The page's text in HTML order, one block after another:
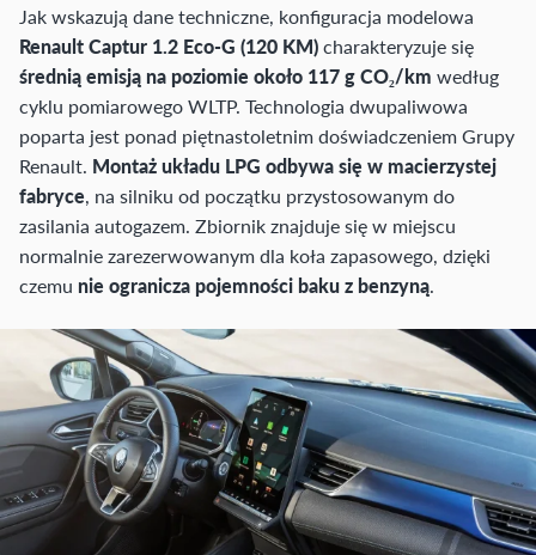
Jak wskazują dane techniczne, konfiguracja modelowa
Renault Captur 1.2 Eco-G (120 KM)charakteryzuje się
średnią emisją na poziomie około 117 g CO₂/km według
cyklu pomiarowego WLTP. Technologia dwupaliwowa
poparta jest ponad piętnastoletnim doświadczeniem Grupy
Renault. Montaż układu LPG odbywa się w macierzystej
fabryce, na silniku od początku przystosowanym do
zasilania autogazem. Zbiornik znajduje się w miejscu
normalnie zarezerwowanym dla koła zapasowego, dzięki
czemu nie ogranicza pojemności baku z benzyną.